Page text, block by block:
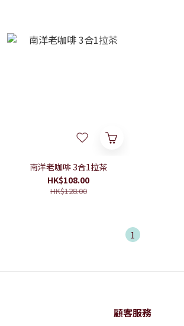
南洋老咖啡 3合1拉茶
HK$108.00
HK$128.00
1
顧客服務